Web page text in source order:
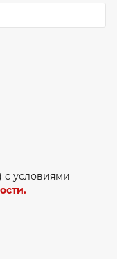
с условиями